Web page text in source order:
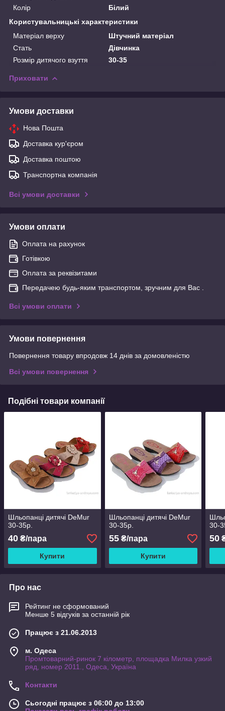
Колір
Білий
Користувальницькі характеристики
Матеріал верху
Штучний матеріал
Стать
Дівчинка
Розмір дитячого взуття
30-35
Приховати
Умови доставки
Нова Пошта
Доставка кур'єром
Доставка поштою
Транспортна компанія
Всі умови доставки
Умови оплати
Оплата на рахунок
Готівкою
Оплата за реквізитами
Передачею будь-яким транспортом, зручним для Вас .
Всі умови оплати
Умови повернення
Повернення товару впродовж 14 днів за домовленістю
Всі умови повернення
Подібні товари компанії
Шльопанці дитячі DeMur
30-35р.
40 ₴/пара
Купити
Шльопанці дитячі DeMur
30-35р.
55₴/пара
Купити
30-
50
Про нас
Рейтинг не сформований
Менше 5 відгуків за останній рік
Працює з 21.06.2013
м. Одеса
Промтоварний-ринок 7 кілометр, площадка Милка узкий
ряд, номер 2011., Одеса, Україна
Контакти
Сьогодні працює з 06:00 до 13:00